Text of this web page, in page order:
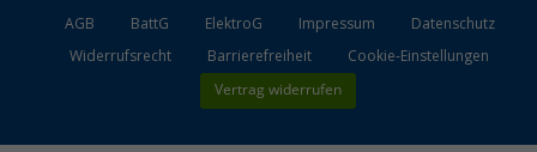
AGB BattG ElektroG Impressum
Datenschutz
Widerrufsrecht
Barrierefreiheit Cookie-Einstellungen
Vertrag widerrufen